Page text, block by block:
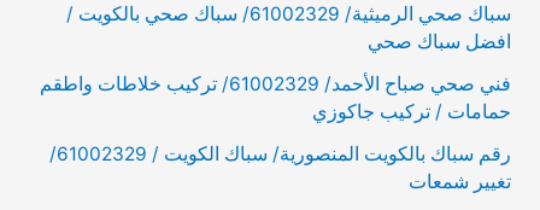
سباك صحي الرميثية/ 61002329/ سباك صحي بالكويت /
افضل سباك صحي
فني صحي صباح الأحمد/ 61002329/ تركيب خلاطات واطقم
حمامات / تركيب جاكوزي
رقم سباك بالكويت المنصورية/ سباك الكويت / 61002329/
تغيير شمعات